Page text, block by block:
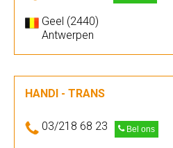
Geel (2440)
Antwerpen
HANDI - TRANS
03/218 68 23 Bel ons